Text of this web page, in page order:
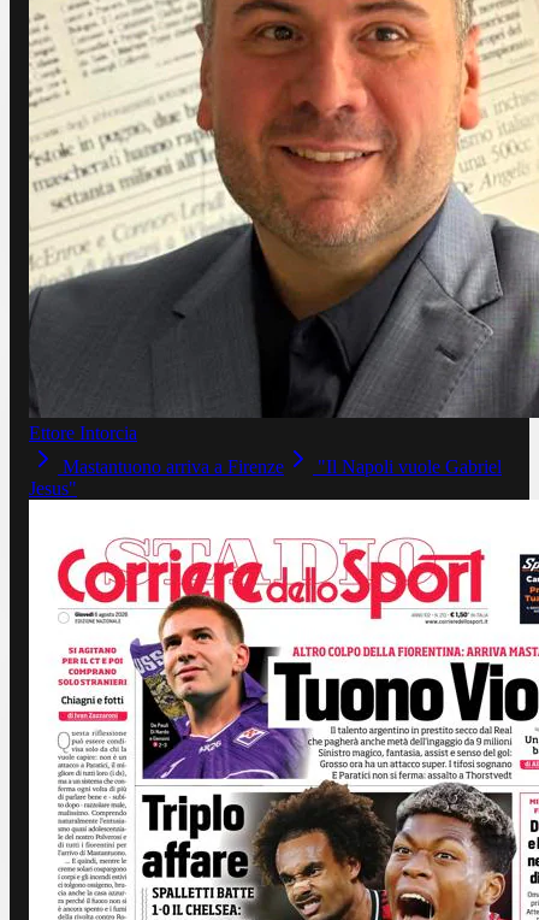
Ettore Intorcia
Mastantuono arriva a Firenze
"Il Napoli vuole Gabriel
Jesus"